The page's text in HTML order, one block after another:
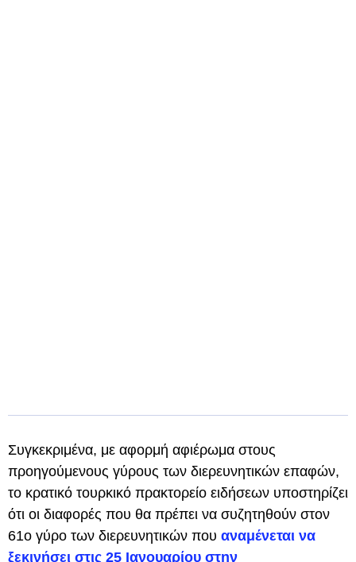
Συγκεκριμένα, με αφορμή αφιέρωμα στους
προηγούμενους γύρους των διερευνητικών επαφών,
το κρατικό τουρκικό πρακτορείο ειδήσεων υποστηρίζει
ότι οι διαφορές που θα πρέπει να συζητηθούν στον
61ο γύρο των διερευνητικών που αναμένεται να
ξεκινήσει στις 25 Ιανουαρίου στην